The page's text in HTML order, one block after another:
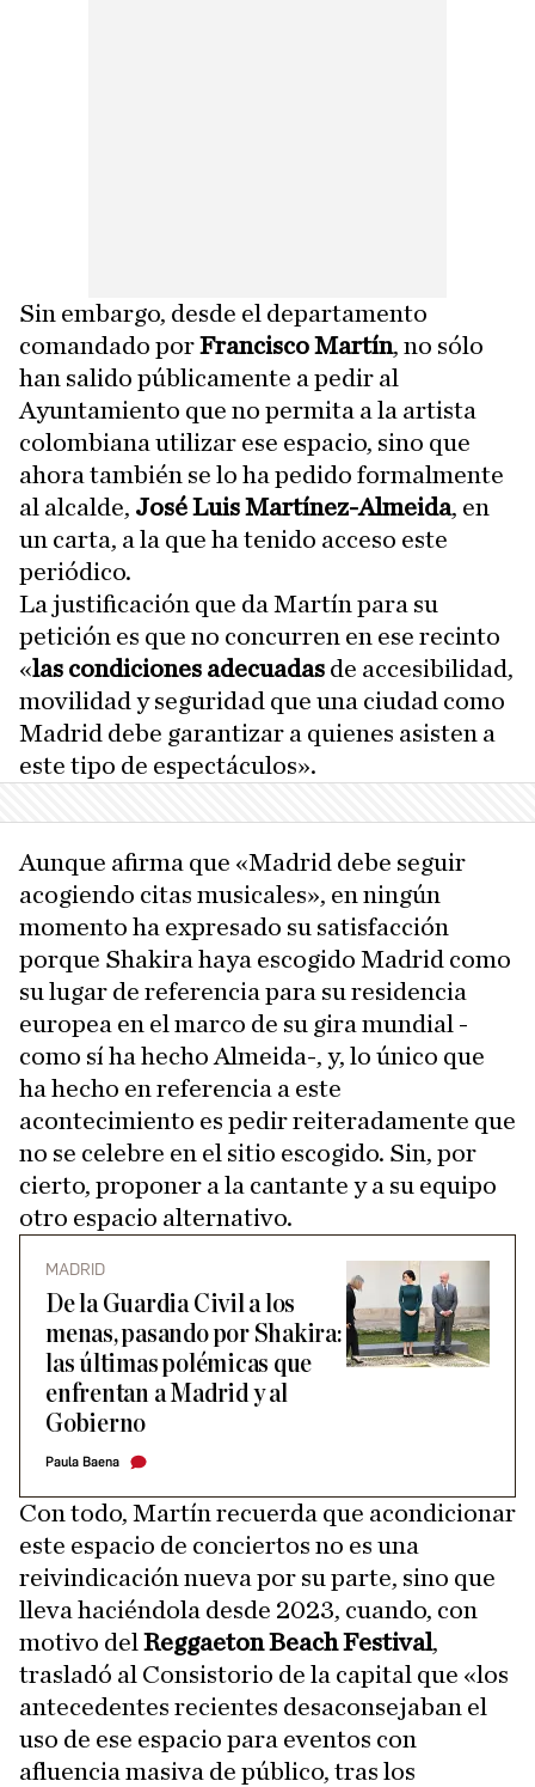
Sin embargo, desde el departamento
comandado porFrancisco Martín, no sólo
han salido públicamente a pedir al
Ayuntamiento que no permita a la artista
colombiana utilizar ese espacio, sino que
ahora también se lo ha pedido formalmente
al alcalde, José Luis Martínez-Almeida, en
un carta, a la que ha tenido acceso este
periódico.
La justificación que da Martín para su
petición es que no concurren en ese recinto
«las condiciones adecuadas de accesibilidad,
movilidad y seguridad que una ciudad como
Madrid debe garantizar a quienes asisten a
este tipo de espectáculos».
Aunque afirma que «Madrid debe seguir
acogiendo citas musicales», en ningún
momento ha expresado su satisfacción
porque Shakira haya escogido Madrid como
su lugar de referencia para su residencia
europea en el marco de su gira mundial -
como sí ha hecho Almeida-, y, lo único que
ha hecho en referencia a este
acontecimiento es pedir reiteradamente que
no se celebre en el sitio escogido. Sin, por
cierto, proponer a la cantante y a su equipo
otro espacio alternativo.
MADRID
De la Guardia Civil a los
menas, pasando por Shakira:
las últimas polémicas que
enfrentan a Madrid y al
Gobierno
Paula Baena
Con todo, Martín recuerda que acondicionar
este espacio de conciertos no es una
reivindicación nueva por su parte, sino que
lleva haciéndola desde 2023, cuando, con
motivo del Reggaeton Beach Festival,
trasladó al Consistorio de la capital que «los
antecedentes recientes desaconsejaban el
uso de ese espacio para eventos con
afluencia masiva de público, tras los